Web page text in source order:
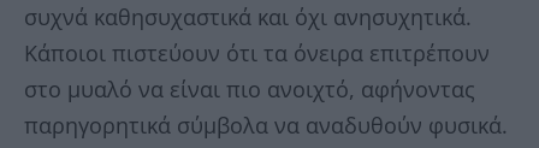
συχνά καθησυχαστικά και όχι ανησυχητικά.
Κάποιοι πιστεύουν ότι τα όνειρα επιτρέπουν
στο μυαλό να είναι πιο ανοιχτό, αφήνοντας
παρηγορητικά σύμβολα να αναδυθούν φυσικά.